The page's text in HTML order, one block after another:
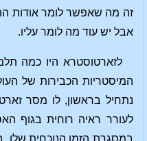
זה מה שאפשר לומר אודות
אבל יש עוד מה לומר עליו.
לזארטוסטרא היו כמה
המיסטריות הכבירות של
נתחיל בראשון, לו מסר
לעורר ראיה רוחית בגוף
במסגרת הזמן הנוכחית